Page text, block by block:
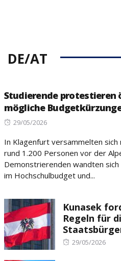
DE/AT
Studierende protestieren
mögliche
Posted
29/05/2026
In Klagenfurt versammelten
rund 1.200 Personen vor der
Demonstrierenden wandten
im Hochschulbudget und...
Kunasek
Regeln für
Posted
29/05/2026